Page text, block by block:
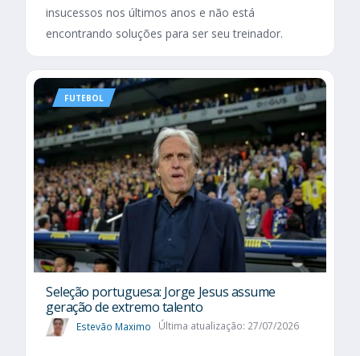
insucessos nos últimos anos e não está
encontrando soluções para ser seu treinador.
FUTEBOL
Seleção portuguesa: Jorge Jesus assume
geração de extremo talento
Estevão Maximo Última atualização: 27/07/2026